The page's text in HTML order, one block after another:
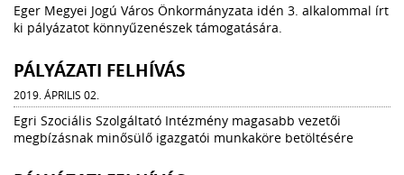
Eger Megyei Jogú Város Önkormányzata idén 3. alkalommal írt
ki pályázatot könnyűzenészek támogatására.
PÁLYÁZATI FELHÍVÁS
2019. ÁPRILIS 02.
Egri Szociális Szolgáltató Intézmény magasabb vezetői
megbízásnak minősülő igazgatói munkaköre betöltésére